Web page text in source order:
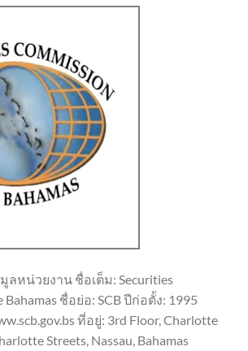
ลหน่วยงาน ชื่อเต็ม: Securities
Bahamas ชื่อย่อ: SCB ปีก่อตั้ง: 1995
ที่อยู่: 3rd Floor, Charlotte
Streets, Nassau, Bahamas